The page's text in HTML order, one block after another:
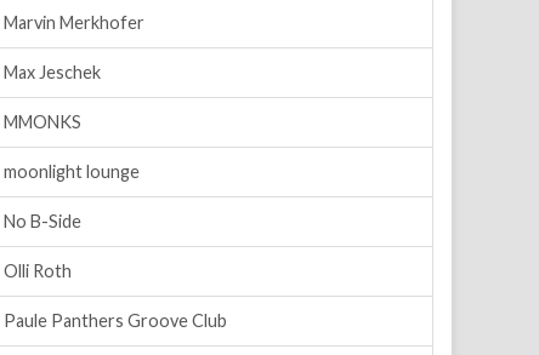
Marvin Merkhofer
Max Jeschek
MMONKS
moonlight lounge
No B-Side
Olli Roth
Paule Panthers Groove Club